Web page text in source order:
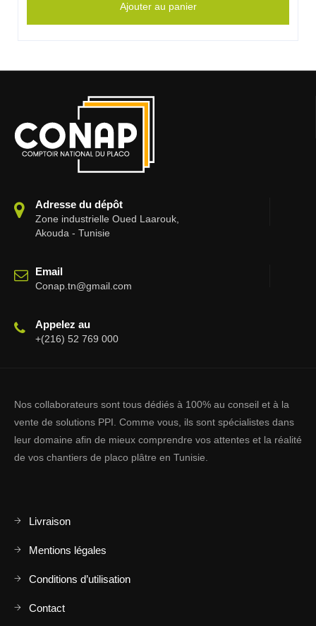
Ajouter au panier
Adresse du dépôt
Zone industrielle Oued Laarouk,
Akouda - Tunisie
Email
Conap.tn@gmail.com
Appelez au
+(216) 52 769 000
Nos collaborateurs sont tous dédiés à 100% au conseil et à la
vente de solutions PPI. Comme vous, ils sont spécialistes dans
leur domaine afin de mieux comprendre vos attentes et la réalité
de vos chantiers de placo plâtre en Tunisie.
Livraison
Mentions légales
Conditions d’utilisation
Contact